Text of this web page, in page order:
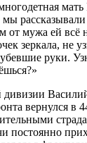
мать
мы
от мужа ей
зеркала, не
руки.
дивизии
вернулся в
постоянно